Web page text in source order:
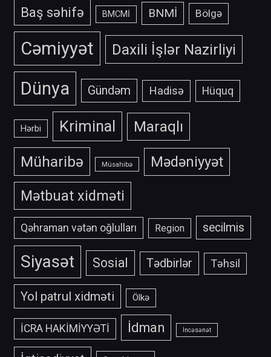
Baş səhifə BMCMİ BNMİ Bölgə
Cəmiyyət Daxili İşlər Nazirliyi
Dünya Gündəm Hadisə Hüquq
Hərbi Kriminal Maraqlı
Müharibə Müsahibə
Mədəniyyət
Mətbuat xidməti
Qəhraman vətən oğlulları Region secilmis
Siyasət Sosial Tədbirlər Təhsil
Yol patrul xidməti Ölkə
İCRA HAKİMİYYƏTİ İdman İncəsənət